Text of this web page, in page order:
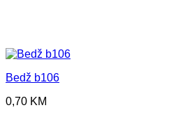
Bedž b106
0,70 KM